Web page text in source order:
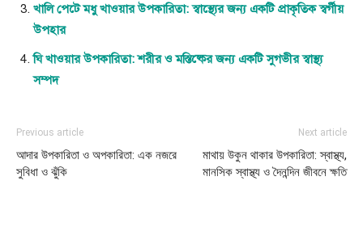
খালি পেটে মধু খাওয়ার উপকারিতা: স্বাস্থ্যের জন্য একটি প্রাকৃতিক স্বর্গীয়
উপহার
ঘি খাওয়ার উপকারিতা: শরীর ও মস্তিষ্কের জন্য একটি সুগভীর স্বাস্থ্য
সম্পদ
Previous article
আদার উপকারিতা ও অপকারিতা: এক নজরে
সুবিধা ও ঝুঁকি
Next article
মাথায় উকুন থাকার উপকারিতা: স্বাস্থ্য,
মানসিক স্বাস্থ্য ও দৈনন্দিন জীবনে ক্ষতি